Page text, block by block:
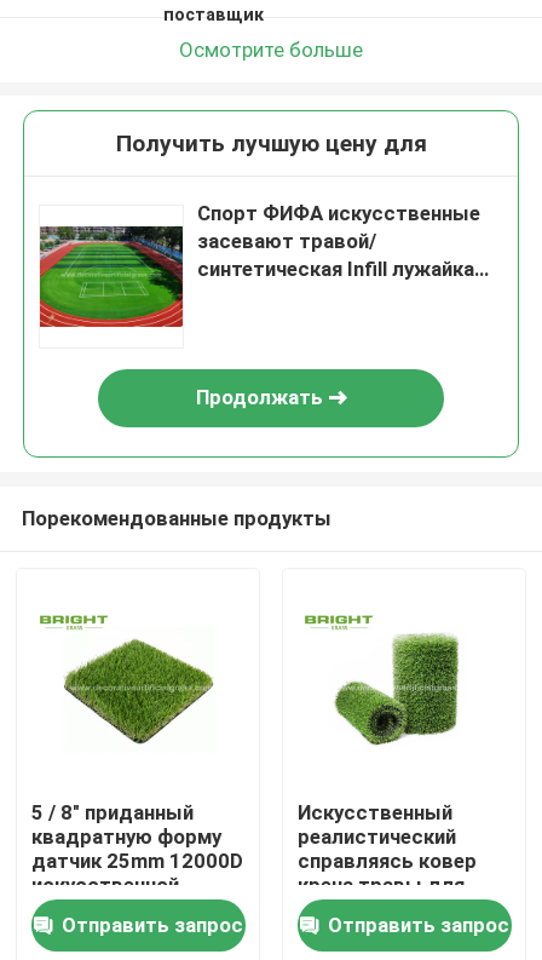
Дом
Товары
О нас
поставщик
Осмотрите больше
Получить лучшую цену для
Спорт ФИФА искусственные
засевают травой/
синтетическая Infill лужайка
Продолжать
Порекомендованные продукты
5 / 8" приданный
квадратную форму
датчик 25mm 12000D
искусственной
дерновины травы
роскошный Tufting
Отправить запрос
Искусственный
реалистический
справляясь ковер
крена травы для
задворк 17000D
сада 2 * 25m/крен
Отправить запрос